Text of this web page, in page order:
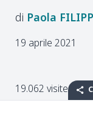
Paola
19 aprile 2021
19.062 visite